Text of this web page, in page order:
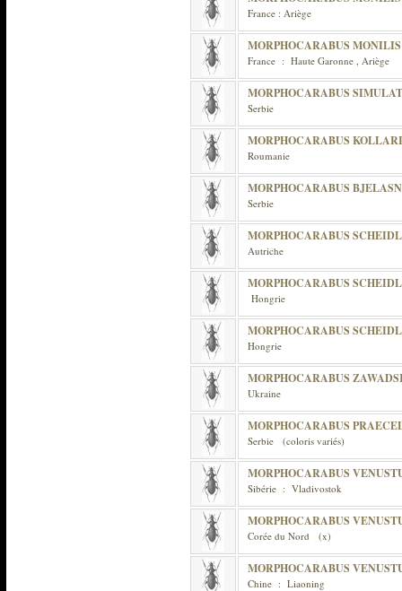
France : Ariège
MORPHOCARABUS
France : Haute Garonne , Ariège
MORPHOCARABUS
Serbie
MORPHOCARABUS KOLLARI
Roumanie
MORPHOCARABUS
Serbie
MORPHOCARABUS
Autriche
MORPHOCARABUS
Hongrie
MORPHOCARABUS
Hongrie
MORPHOCARABUS
Ukraine
MORPHOCARABUS
Serbie (coloris variés)
MORPHOCARABUS
Sibérie : Vladivostok
MORPHOCARABUS
Corée du Nord (x)
MORPHOCARABUS
Chine : Liaoning